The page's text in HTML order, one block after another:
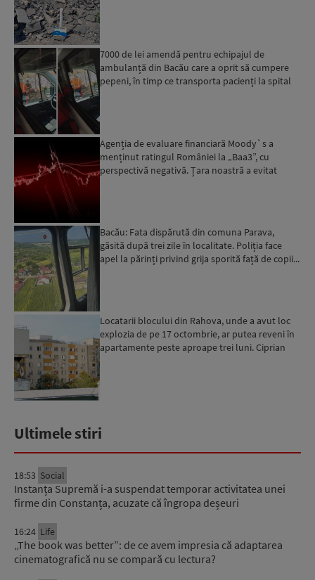
7000 de lei amendă pentru echipajul de
ambulanță din Bacău care a oprit să cumpere
pepeni, în timp ce transporta pacienți la spital
Agenția de evaluare financiară Moody`s a
menținut ratingul României la „Baa3”, cu
perspectivă negativă. Țara noastră a evitat
Bacău: Fata dispărută din comuna Parava,
găsită după trei zile în localitate. Poliția face
apel la părinți privind grija sporită față de copii...
Locatarii blocului din Rahova, unde a avut loc
explozia de pe 17 octombrie, ar putea reveni în
apartamente peste aproape trei luni. Ciprian
Ultimele stiri
18:53 Social
Instanța Supremă i-a suspendat temporar activitatea unei
firme din Constanța, acuzate că îngropa deșeuri
16:24 Life
„The book was better”: de ce avem impresia că adaptarea
cinematografică nu se compară cu lectura?